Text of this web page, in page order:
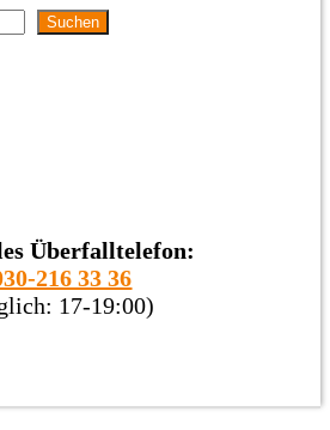
Suchen
Überfalltelefon:
216 33 36
17-19:00)